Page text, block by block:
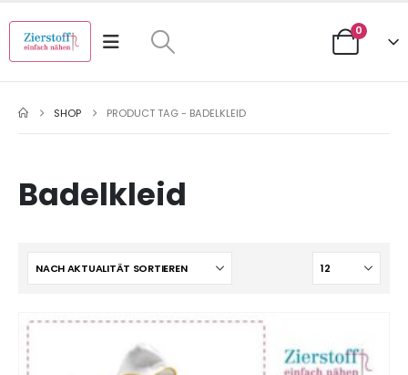
0
SHOP PRODUCT TAG - BADELKLEID
Badelkleid